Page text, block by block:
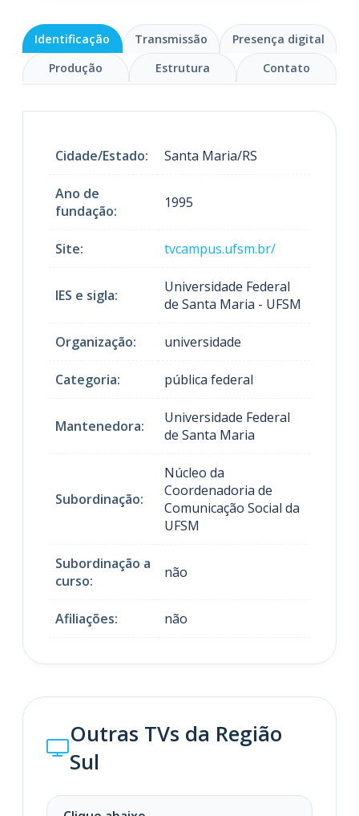
Identificação Transmissão
Presença digital
Produção
Estrutura Contato
Cidade/Estado: Santa Maria/RS
Ano de
fundação:
1995
Site: tvcampus.ufsm.br/
IES e sigla:
Universidade Federal
de Santa Maria - UFSM
Organização: universidade
Categoria: pública federal
Mantenedora:
Universidade Federal
de Santa Maria
Subordinação:
Núcleo da
Coordenadoria de
Comunicação Social da
UFSM
Subordinação a
curso:
não
Afiliações: não
Outras TVs da Região
Sul